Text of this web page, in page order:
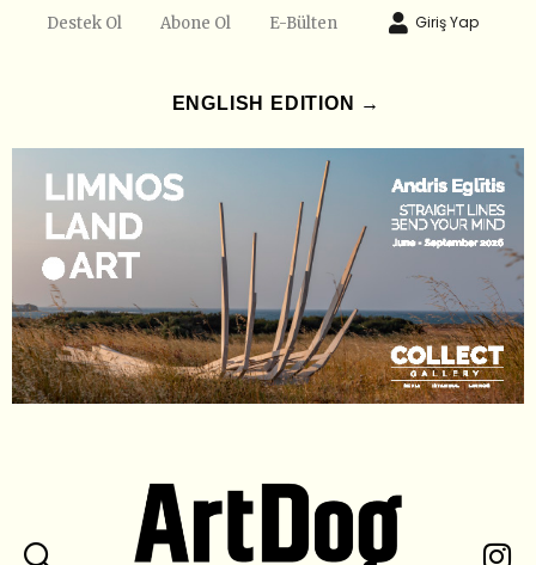
Destek Ol Abone Ol E-Bülten Giriş Yap
ENGLISH EDITION →